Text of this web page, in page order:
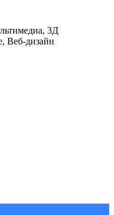
3Д
Веб-дизайн